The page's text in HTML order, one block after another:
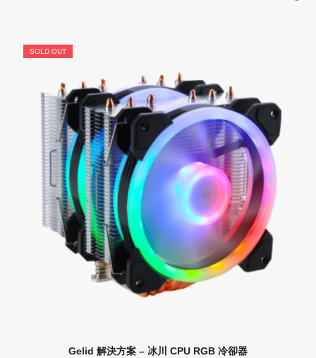
SOLD OUT
Gelid 解決方案 – 冰川 CPU RGB 冷卻器